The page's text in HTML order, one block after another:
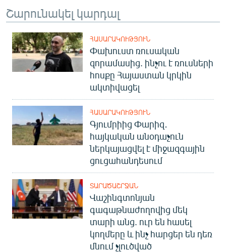
Շարունակել կարդալ
ՀԱՍԱՐԱԿՈՒԹՅՈՒՆ
Փախուստ ռուսական
զորամասից. ինչու է ռուսների
հոսքը Հայաստան կրկին
ակտիվացել
ՀԱՍԱՐԱԿՈՒԹՅՈՒՆ
Գյումրիից Փարիզ․
հայկական անօդաչուն
ներկայացվել է միջազգային
ցուցահանդեսում
ՏԱՐԱԾԱՇՐՋԱՆ
Վաշինգտոնյան
գագաթնաժողովից մեկ
տարի անց. ուր են հասել
կողմերը և ինչ հարցեր են դեռ
մնում չլուծված